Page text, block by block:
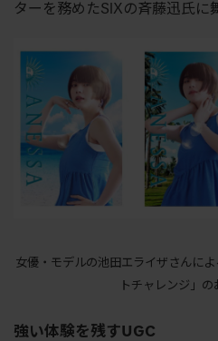
ターを務めたSIXの斉藤迅氏に
女優・モデルの池田エライザさんに
トチャレンジ」
強い体験を残すUGC